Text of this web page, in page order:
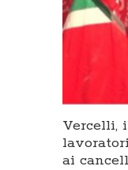
Vercelli,
ai